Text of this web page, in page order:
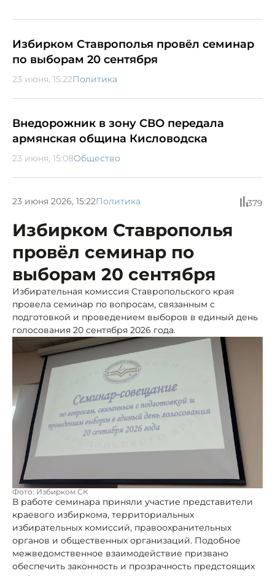
Избирком Ставрополья провёл семинар
по выборам 20 сентября
23 июня, 15:22Политика
Внедорожник в зону СВО передала
армянская община Кисловодска
23 июня, 15:08Общество
23 июня 2026, 15:22Политика 379
Избирком Ставрополья
провёл семинар по
выборам 20 сентября
Избирательная комиссия Ставропольского края
провела семинар по вопросам, связанным с
подготовкой и проведением выборов в единый день
голосования 20 сентября 2026 года.
Фото: Избирком СК
В работе семинара приняли участие представители
краевого избиркома, территориальных
избирательных комиссий, правоохранительных
органов и общественных организаций. Подобное
межведомственное взаимодействие призвано
обеспечить законность и прозрачность предстоящих